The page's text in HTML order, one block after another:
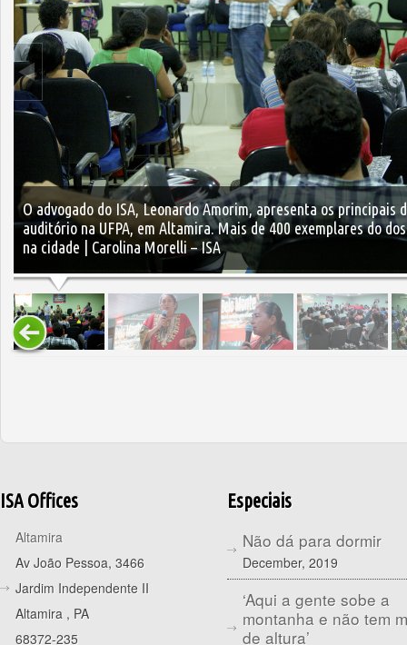
O advogado do ISA, Leonardo Amorim, apresenta os principais
auditório na UFPA, em Altamira. Mais de 400 exemplares do
na cidade | Carolina Morelli – ISA
ISA Offices
Altamira
Av João Pessoa, 3466
Jardim Independente II
Altamira , PA
68372-235
Especiais
Não dá para dormir
December, 2019
‘Aqui a gente sobe a
montanha e não tem
de altura’